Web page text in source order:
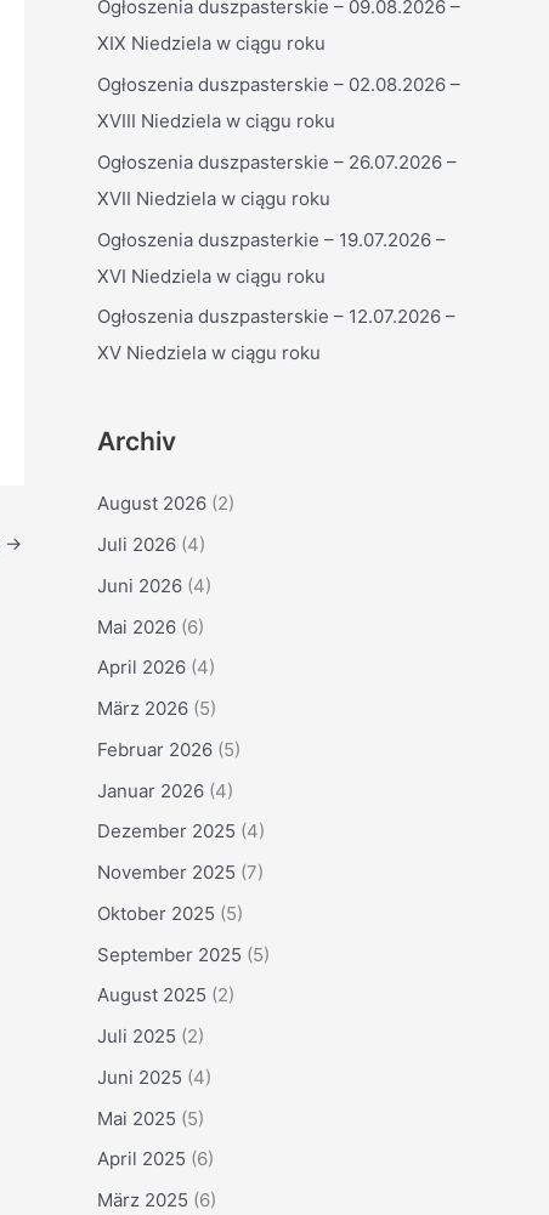
→
n
n
a
c
h
:
Ogłoszenia duszpasterskie – 09.08.2026 –
XIX Niedziela w ciągu roku
Ogłoszenia duszpasterskie – 02.08.2026 –
XVIII Niedziela w ciągu roku
Ogłoszenia duszpasterskie – 26.07.2026 –
XVII Niedziela w ciągu roku
Ogłoszenia duszpasterkie – 19.07.2026 –
XVI Niedziela w ciągu roku
Ogłoszenia duszpasterskie – 12.07.2026 –
XV Niedziela w ciągu roku
Archiv
August 2026 (2)
Juli 2026 (4)
Juni 2026 (4)
Mai 2026 (6)
April 2026 (4)
März 2026 (5)
Februar 2026 (5)
Januar 2026 (4)
Dezember 2025 (4)
November 2025 (7)
Oktober 2025 (5)
September 2025 (5)
August 2025 (2)
Juli 2025 (2)
Juni 2025 (4)
Mai 2025 (5)
April 2025 (6)
März 2025 (6)